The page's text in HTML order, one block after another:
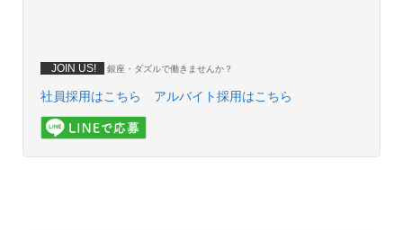
JOIN US! 銀座・ダズルで働きませんか？
社員採用はこちら アルバイト採用はこちら